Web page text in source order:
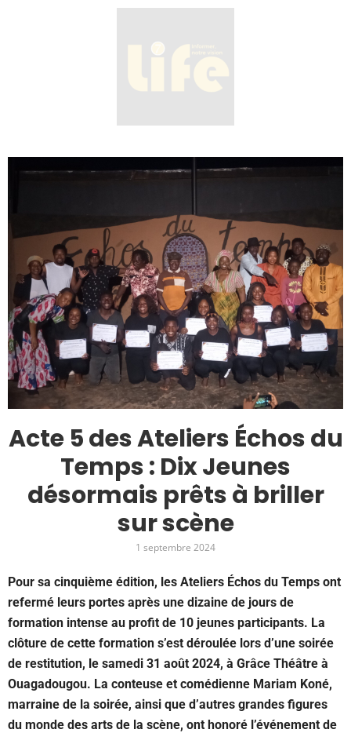
Acte 5 des Ateliers Échos du
Temps : Dix Jeunes
désormais prêts à briller
sur scène
1 septembre 2024
Pour sa cinquième édition, les Ateliers Échos du Temps ont
refermé leurs portes après une dizaine de jours de
formation intense au profit de 10 jeunes participants. La
clôture de cette formation s’est déroulée lors d’une soirée
de restitution, le samedi 31 août 2024, à Grâce Théâtre à
Ouagadougou. La conteuse et comédienne Mariam Koné,
marraine de la soirée, ainsi que d’autres grandes figures
du monde des arts de la scène, ont honoré l’événement de